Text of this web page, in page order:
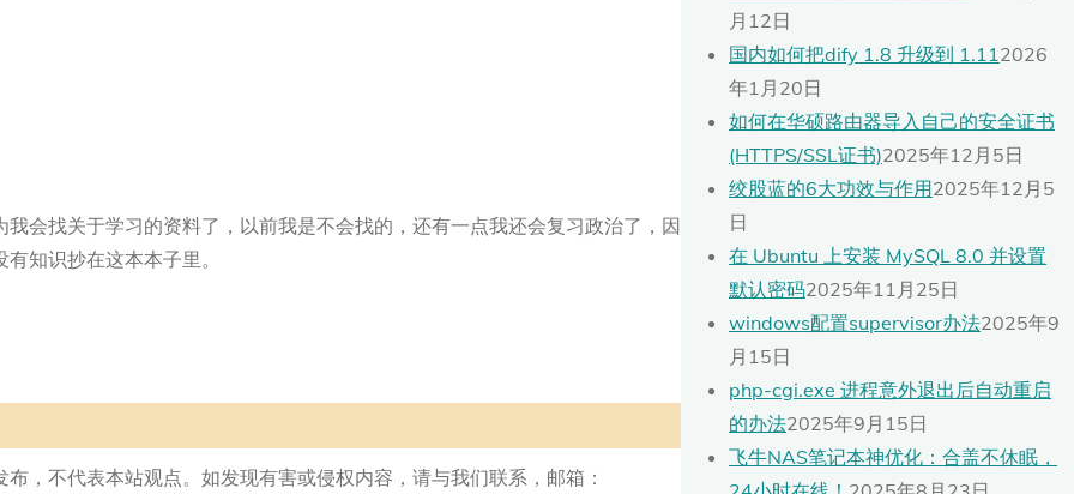
会找关于学习的资料了，以前我是不会找的，还有一点我还会复习政治了，因
知识抄在这本本子里。
，不代表本站观点。如发现有害或侵权内容，请与我们联系，邮箱：
月12日
国内如何把dify 1.8 升级到 1.11 2026
年1月20日
如何在华硕路由器导入自己的安全证书
(HTTPS/SSL证书)2025年12月5日
绞股蓝的6大功效与作用2025年12月5
日
在 Ubuntu 上安装 MySQL 8.0 并设置
默认密码2025年11月25日
windows配置supervisor办法2025年9
月15日
php-cgi.exe 进程意外退出后自动重启
的办法2025年9月15日
飞牛NAS笔记本神优化：合盖不休眠，